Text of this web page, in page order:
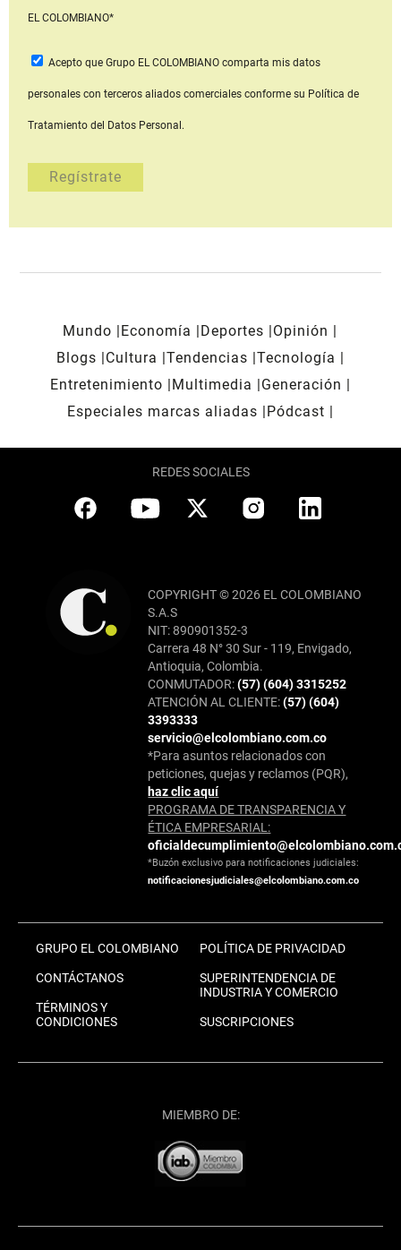
EL COLOMBIANO*
Acepto que Grupo EL COLOMBIANOcomparta mis datos
personales con terceros aliados comerciales conforme su Política de
Tratamiento del Datos Personal.
Mundo Economía Deportes
Opinión
Blogs
Cultura Tendencias Tecnología
Entretenimiento
Multimedia
Generación
Especiales marcas aliadas
Pódcast
REDES SOCIALES
COPYRIGHT © 2026 EL COLOMBIANO
S.A.S
NIT: 890901352-3
Carrera 48 N° 30 Sur - 119, Envigado,
Antioquia, Colombia.
CONMUTADOR:(57) (604) 3315252
ATENCIÓN AL CLIENTE:(57) (604)
3393333
servicio@elcolombiano.com.co
*Para asuntos relacionados con
peticiones, quejas y reclamos (PQR),
haz clic aquí
PROGRAMA DE TRANSPARENCIA Y
ÉTICA EMPRESARIAL:
*Buzón exclusivo para notificaciones judiciales:
notificacionesjudiciales@elcolombiano.com.co
GRUPO EL COLOMBIANO
CONTÁCTANOS
TÉRMINOS Y
CONDICIONES
POLÍTICA DE PRIVACIDAD
SUPERINTENDENCIA DE
INDUSTRIA Y COMERCIO
SUSCRIPCIONES
MIEMBRO DE: